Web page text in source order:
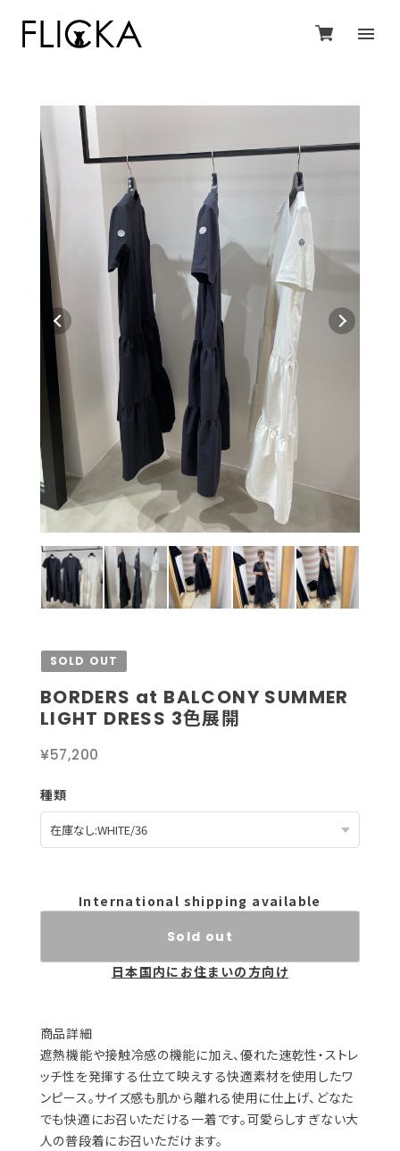
SOLD OUT
BORDERS at BALCONY SUMMER
LIGHT DRESS 3色展開
¥57,200
種類
International shipping available
Sold out
日本国内にお住まいの方向け
商品詳細
遮熱機能や接触冷感の機能に加え、優れた速乾性・ストレ
ッチ性を発揮する仕立て映えする快適素材を使用したワ
ンピース。サイズ感も肌から離れる使用に仕上げ、どなた
でも快適にお召いただける一着です。可愛らしすぎない大
人の普段着にお召いただけます。